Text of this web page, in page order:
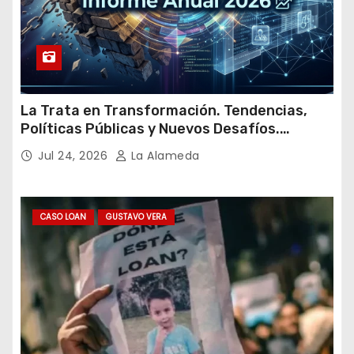
La Trata en Transformación. Tendencias,
Políticas Públicas y Nuevos Desafíos.
Argentina y el Mundo – Julio 2026
Jul 24, 2026 La Alameda
CASO LOAN GUSTAVO VERA